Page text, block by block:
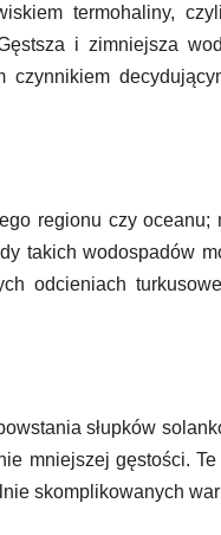
termohaliny,
i zimniejsza
regionu czy oceanu;
takich wodospadów
odcieniach
słupków
mniejszej gęstości.
skomplikowanych